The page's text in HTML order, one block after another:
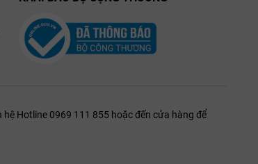
Hotline 0969 111 855 hoặc đến cửa hàng để